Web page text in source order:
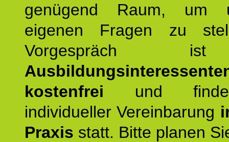
genügend Raum, um
eigenen Fragen zu
kostenfrei und
individueller Vereinbarung
Praxis statt. Bitte planen